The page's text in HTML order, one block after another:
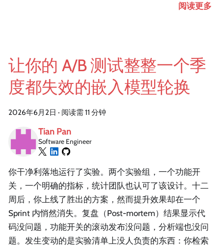
阅读更多
让你的 A/B 测试整整一个季
度都失效的嵌入模型轮换
2026年6月2日 · 阅读需 11 分钟
Tian Pan
Software Engineer
你干净利落地运行了实验。两个实验组，一个功能开
关，一个明确的指标，统计团队也认可了该设计。十二
周后，你上线了胜出的方案，然而提升效果却在一个
Sprint 内悄然消失。复盘（Post-mortem）结果显示代
码没问题，功能开关的滚动发布没问题，分析端也没问
题。发生变动的是实验清单上没人负责的东西：你检索